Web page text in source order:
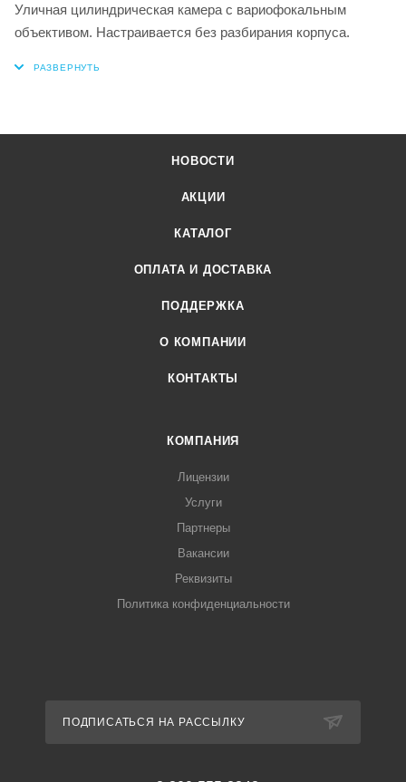
Уличная цилиндрическая камера с вариофокальным
объективом. Настраивается без разбирания корпуса.
НОВОСТИ
АКЦИИ
КАТАЛОГ
ОПЛАТА И ДОСТАВКА
ПОДДЕРЖКА
О КОМПАНИИ
КОНТАКТЫ
КОМПАНИЯ
Лицензии
Услуги
Партнеры
Вакансии
Реквизиты
Политика конфиденциальности
ПОДПИСАТЬСЯ НА РАССЫЛКУ